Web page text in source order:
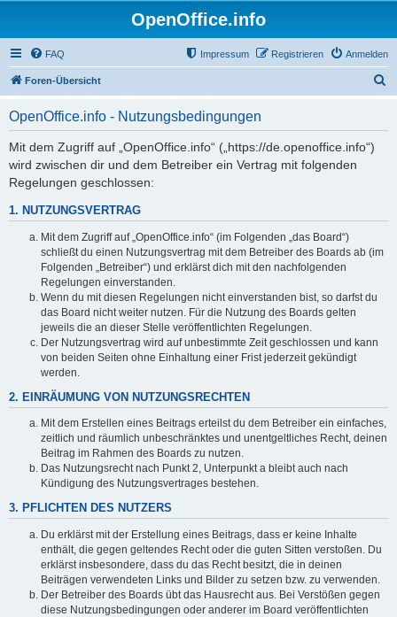
OpenOffice.info
FAQ Anmelden
Registrieren
Impressum
Foren-Übersicht
OpenOffice.info - Nutzungsbedingungen
Mit dem Zugriff auf „OpenOffice.info“ („https://de.openoffice.info“)
wird zwischen dir und dem Betreiber ein Vertrag mit folgenden
Regelungen geschlossen:
1. NUTZUNGSVERTRAG
Mit dem Zugriff auf „OpenOffice.info“ (im Folgenden „das Board“)
schließt du einen Nutzungsvertrag mit dem Betreiber des Boards ab (im
Folgenden „Betreiber“) und erklärst dich mit den nachfolgenden
Regelungen einverstanden.
Wenn du mit diesen Regelungen nicht einverstanden bist, so darfst du
das Board nicht weiter nutzen. Für die Nutzung des Boards gelten
jeweils die an dieser Stelle veröffentlichten Regelungen.
Der Nutzungsvertrag wird auf unbestimmte Zeit geschlossen und kann
von beiden Seiten ohne Einhaltung einer Frist jederzeit gekündigt
werden.
2. EINRÄUMUNG VON NUTZUNGSRECHTEN
Mit dem Erstellen eines Beitrags erteilst du dem Betreiber ein einfaches,
zeitlich und räumlich unbeschränktes und unentgeltliches Recht, deinen
Beitrag im Rahmen des Boards zu nutzen.
Das Nutzungsrecht nach Punkt 2, Unterpunkt a bleibt auch nach
Kündigung des Nutzungsvertrages bestehen.
3. PFLICHTEN DES NUTZERS
Du erklärst mit der Erstellung eines Beitrags, dass er keine Inhalte
enthält, die gegen geltendes Recht oder die guten Sitten verstoßen. Du
erklärst insbesondere, dass du das Recht besitzt, die in deinen
Beiträgen verwendeten Links und Bilder zu setzen bzw. zu verwenden.
Der Betreiber des Boards übt das Hausrecht aus. Bei Verstößen gegen
diese Nutzungsbedingungen oder anderer im Board veröffentlichten